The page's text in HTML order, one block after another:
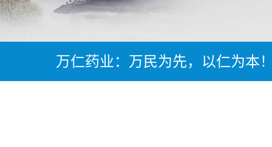
万仁药业：万民为先，以仁为本